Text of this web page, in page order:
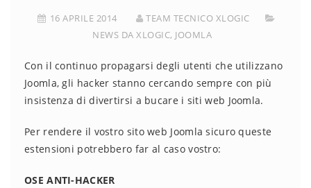
16 APRILE 2014
TEAM TECNICO XLOGIC
NEWS DA XLOGIC, JOOMLA
Con il continuo propagarsi degli utenti che utilizzano
Joomla, gli hacker stanno cercando sempre con più
insistenza di divertirsi a bucare i siti web Joomla.
Per rendere il vostro sito web Joomla sicuro queste
estensioni potrebbero far al caso vostro:
OSE ANTI-HACKER